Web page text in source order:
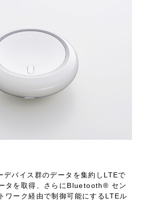
バイス群のデータを集約しLTEで
タを取得、さらにBluetooth®︎ セン
ワーク経由で制御可能にするLTEル